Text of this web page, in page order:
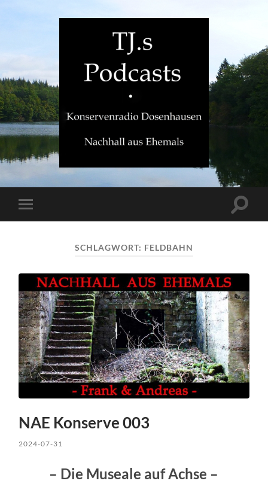
TJ.s
Mobile-
Menü
SCHLAGWORT: FELDBAHN
NAE Konserve 003
2024-07-31
– Die Museale auf Achse –